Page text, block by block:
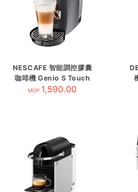
NESCAFE 智能調控膠囊
咖啡機 Genio S Touch
太空灰
MOP 1,590.00